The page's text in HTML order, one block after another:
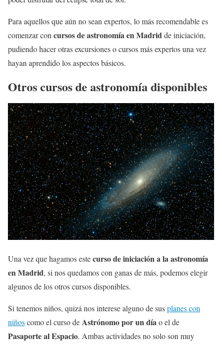
Para aquellos que aún no sean expertos, lo más recomendable es
comenzar con cursos de astronomía en Madridde iniciación,
pudiendo hacer otras excursiones o cursos más expertos una vez
hayan aprendido los aspectos básicos.
Otros cursos de astronomía disponibles
Una vez que hagamos estecurso de iniciación a la astronomía
en Madrid, si nos quedamos con ganas de más, podemos elegir
algunos de los otros cursos disponibles.
Si tenemos niños, quizá nos interese alguno de susplanes con
niñoscomo el curso deAstrónomo por un díao el de
Pasaporte al Espacio. Ambas actividades no solo son muy